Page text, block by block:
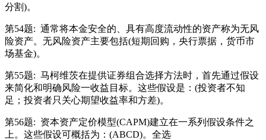
分割)。
第54题: 通常将本金安全的、具有高度流动性的资产称为无风
险资产。无风险资产主要包括(短期回购，央行票据，货币市
场基金)。
第55题: 马柯维茨在提供证券组合选择方法时，首先通过假设
来简化和明确风险一收益目标。这些假设是：(投资者不知
足；投资者只关心期望收益率和方差)。
第56题: 资本资产定价模型(CAPM)建立在一系列假设条件之
上。这些假设可概括为：(ABCD)。全选